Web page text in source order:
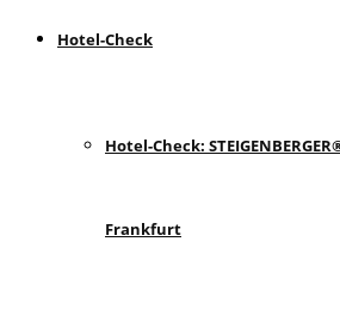
Hotel-Check
Hotel-Check:
Frankfurt